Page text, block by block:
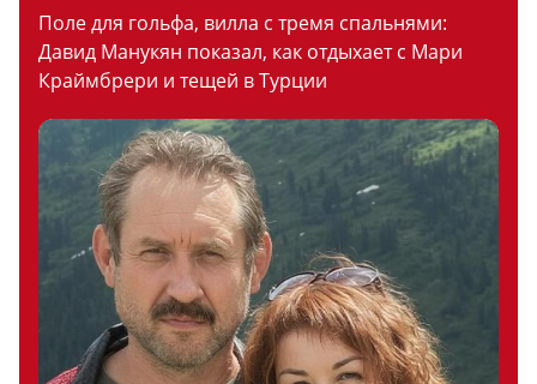
Поле для гольфа, вилла с тремя спальнями:
Давид Манукян показал, как отдыхает с Мари
Краймбрери и тещей в Турции